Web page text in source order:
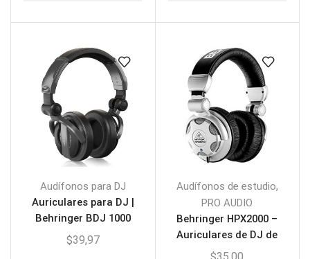
Audífonos para DJ
Auriculares para DJ |
Behringer BDJ 1000
$39,97
Audífonos de estudio,
PRO AUDIO
Behringer HPX2000 –
Auriculares de DJ de
alta definición